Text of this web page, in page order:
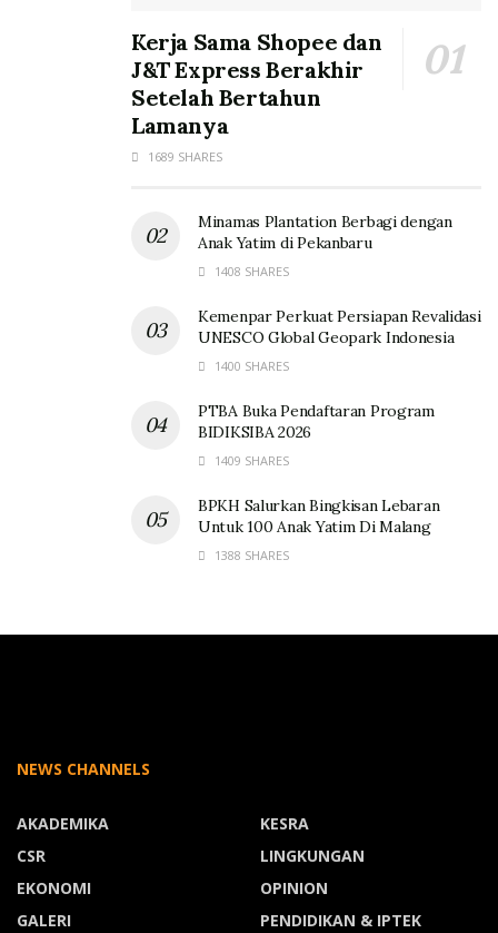
Kerja Sama Shopee dan
J&T Express Berakhir
Setelah Bertahun
Lamanya
1689 SHARES
Minamas Plantation Berbagi dengan
Anak Yatim di Pekanbaru
1408 SHARES
Kemenpar Perkuat Persiapan Revalidasi
UNESCO Global Geopark Indonesia
1400 SHARES
PTBA Buka Pendaftaran Program
BIDIKSIBA 2026
1409 SHARES
BPKH Salurkan Bingkisan Lebaran
Untuk 100 Anak Yatim Di Malang
1388 SHARES
NEWS CHANNELS
AKADEMIKA
CSR
EKONOMI
GALERI
KESRA
LINGKUNGAN
OPINION
PENDIDIKAN & IPTEK